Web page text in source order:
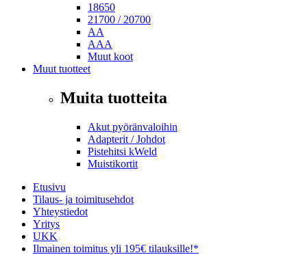
18650
21700 / 20700
AA
AAA
Muut koot
Muut tuotteet
Muita tuotteita
Akut pyöränvaloihin
Adapterit / Johdot
Pistehitsi kWeld
Muistikortit
Etusivu
Tilaus- ja toimitusehdot
Yhteystiedot
Yritys
UKK
Ilmainen toimitus yli 195€ tilauksille!*